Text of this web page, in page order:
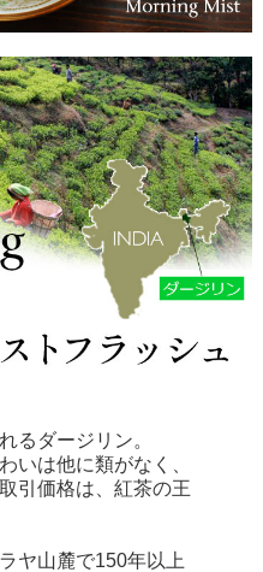
るダージリン。
いは他に類がなく、
引価格は、紅茶の王
ヤ山麓で150年以上